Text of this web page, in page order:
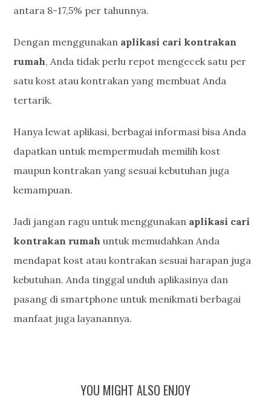
antara 8-17,5% per tahunnya.
Dengan menggunakan aplikasi cari kontrakan
rumah, Anda tidak perlu repot mengecek satu per
satu kost atau kontrakan yang membuat Anda
tertarik.
Hanya lewat aplikasi, berbagai informasi bisa Anda
dapatkan untuk mempermudah memilih kost
maupun kontrakan yang sesuai kebutuhan juga
kemampuan.
Jadi jangan ragu untuk menggunakan aplikasi cari
kontrakan rumahuntuk memudahkan Anda
mendapat kost atau kontrakan sesuai harapan juga
kebutuhan. Anda tinggal unduh aplikasinya dan
pasang di smartphone untuk menikmati berbagai
manfaat juga layanannya.
YOU MIGHT ALSO ENJOY